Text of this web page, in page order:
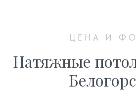
ЦЕНА И
Натяжные